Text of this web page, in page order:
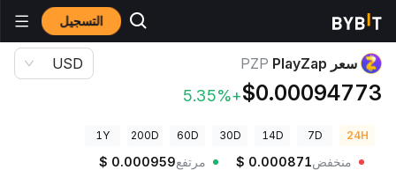
التسجيل أسعار العملات الرقمية
سعر PlayZap PZP
$0.00094773
+5.35%
USD
24H
7D
14D
30D
60D
200D
1Y
منخفض $ 0.000871 مرتفع $ 0.000959